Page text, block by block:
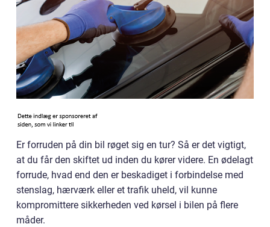
Er forruden på din bil røget sig en tur? Så er det vigtigt,
at du får den skiftet ud inden du kører videre. En ødelagt
forrude, hvad end den er beskadiget i forbindelse med
stenslag, hærværk eller et trafik uheld, vil kunne
kompromittere sikkerheden ved kørsel i bilen på flere
måder.